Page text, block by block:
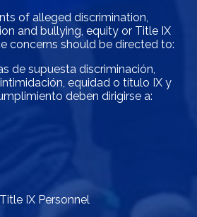
of alleged discrimination,
and bullying, equity or Title IX
concerns should be directed to:
de supuesta discriminación,
equidad o título IX y
deben dirigirse a:
IX Personnel